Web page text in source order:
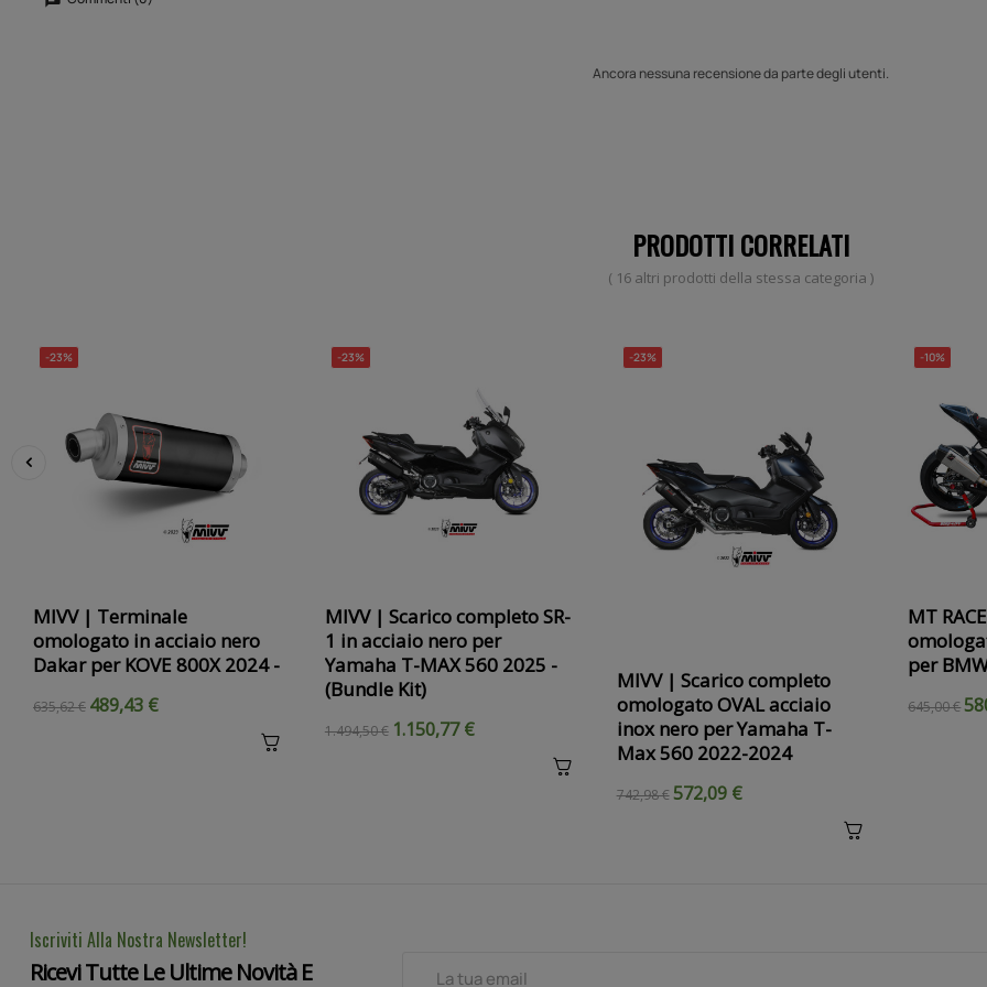
Ancora nessuna recensione da parte degli utenti.
PRODOTTI CORRELATI
( 16 altri prodotti della stessa categoria )
-23%
MIVV | Terminale
omologato in acciaio nero
Dakar per KOVE 800X 2024 -
635,62 € 489,43 €
-23%
MIVV | Scarico completo SR-
1 in acciaio nero per
Yamaha T-MAX 560 2025 -
(Bundle Kit)
1.494,50 € 1.150,77 €
-23%
MIVV | Scarico completo
omologato OVAL acciaio
inox nero per Yamaha T-
Max 560 2022-2024
742,98 € 572,09 €
-10%
MT
per
645,00 €
Iscriviti Alla Nostra Newsletter!
Ricevi Tutte Le Ultime Novità E